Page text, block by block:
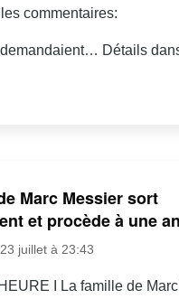
commentaires:
Détails
Marc Messier sort
et procède à une
juillet à 23:43
I La famille de